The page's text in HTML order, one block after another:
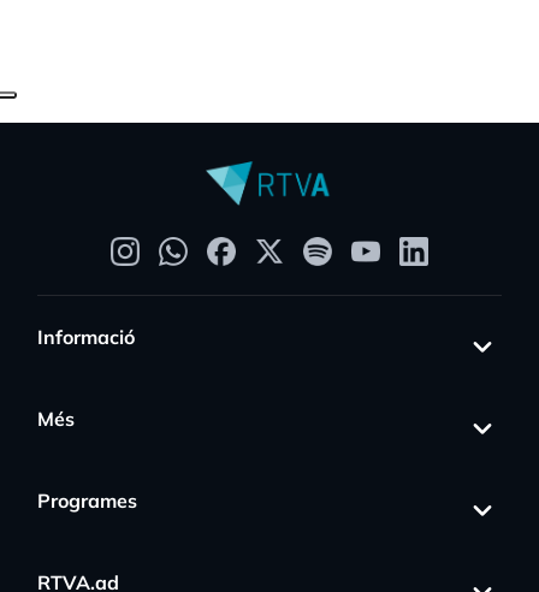
Informació
Més
Programes
RTVA.ad